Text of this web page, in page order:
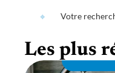
Les plus